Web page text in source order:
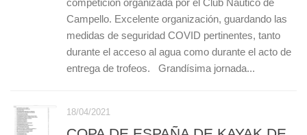
Campello. Excelente organización, guardando las
medidas de seguridad COVID pertinentes, tanto
durante el acceso al agua como durante el acto de
entrega de trofeos. Grandísima jornada...
18/04/2021